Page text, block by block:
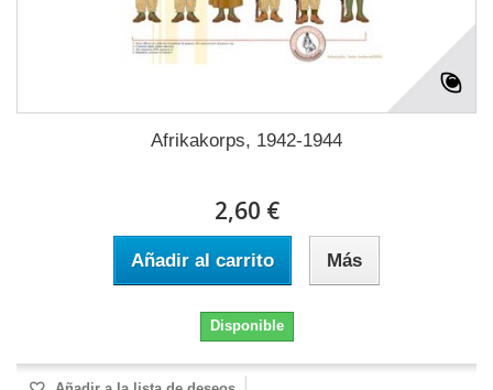
Afrikakorps, 1942-1944
2,60 €
Añadir al carrito Más
Disponible